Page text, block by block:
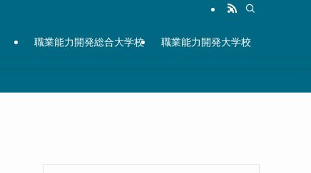
職業能力開発総合大学校 職業能力開発大学校